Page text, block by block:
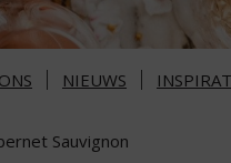
NIEUWS
Sauvignon